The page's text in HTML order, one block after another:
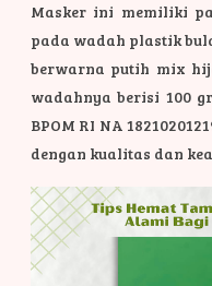
Masker ini memiliki
pada wadah plastik
berwarna putih mix
wadahnya berisi 100
BPOM RI NA
dengan kualitas dan